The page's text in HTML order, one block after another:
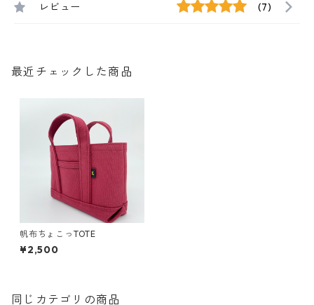
レビュー (7)
最近チェックした商品
帆布ちょこっTOTE
¥2,500
同じカテゴリの商品